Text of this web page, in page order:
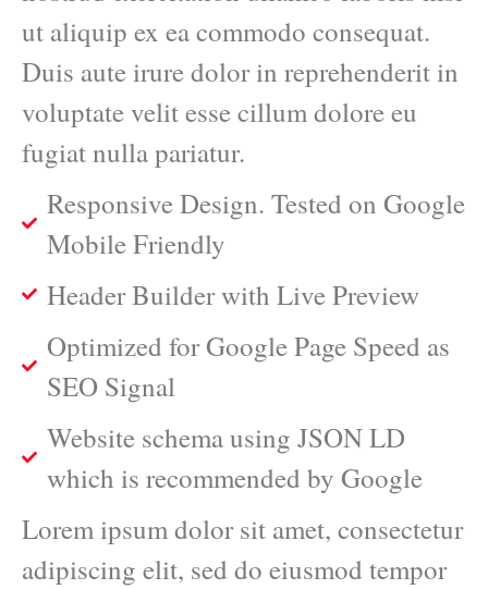
ut aliquip ex ea commodo consequat.
Duis aute irure dolor in reprehenderit in
voluptate velit esse cillum dolore eu
fugiat nulla pariatur.
Responsive Design. Tested on Google
Mobile Friendly
Header Builder with Live Preview
Optimized for Google Page Speed as
SEO Signal
Website schema using JSON LD
which is recommended by Google
Lorem ipsum dolor sit amet, consectetur
adipiscing elit, sed do eiusmod tempor